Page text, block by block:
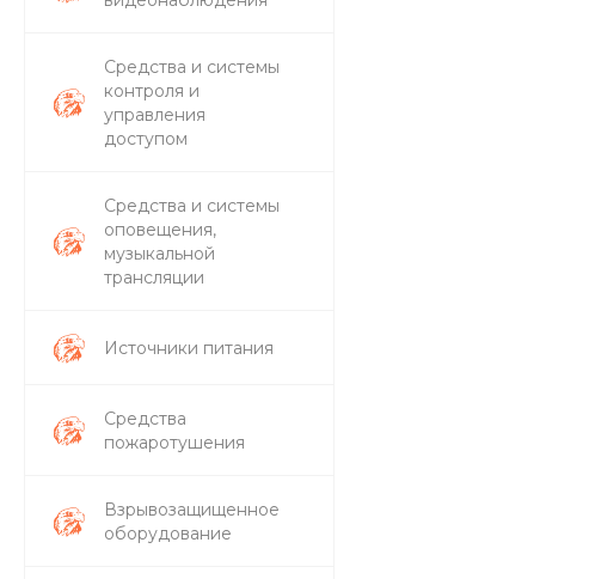
Средства и системы
контроля и
управления
доступом
Средства и системы
оповещения,
музыкальной
трансляции
Источники питания
Средства
пожаротушения
Взрывозащищенное
оборудование